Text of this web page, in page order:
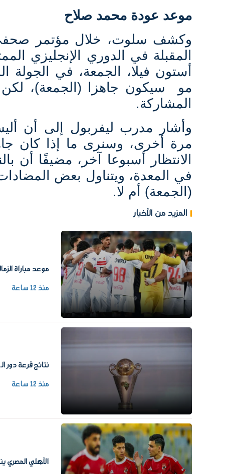
موعد عودة محمد صلاح
وكشف سلوت، خلال مؤتمر صحفي
المقبلة في الدوري الإنجليزي
أستون فيلا، الجمعة، في الجولة
مو
سيكون جاهزا (الجمعة)،
المشاركة.
وأشار مدرب ليفربول إلى أن
مرة أخرى، وسنرى ما إذا كان
الانتظار أسبوعا آخر، مضيفًا أن
في المعدة، ويتناول بعض
(الجمعة) أم لا.
المزيد من الأخبار
موعد مباراة
منذ 12 ساعة
نتائج قرعة دور الـ32 والتمهيدي لكأس الكونفدرالية الإفريقية 2026-2027 (كاملة)
منذ 12 ساعة
الأهلي المصري